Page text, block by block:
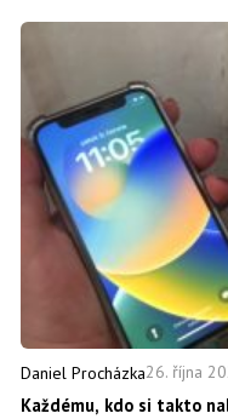
Daniel Procházka26. října
Každému, kdo si takto